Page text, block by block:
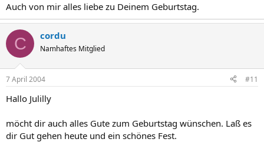
Auch von mir alles liebe zu Deinem Geburtstag.
C cordu
Namhaftes Mitglied
7 April 2004 #11
Hallo Julilly
möcht dir auch alles Gute zum Geburtstag wünschen. Laß es
dir Gut gehen heute und ein schönes Fest.